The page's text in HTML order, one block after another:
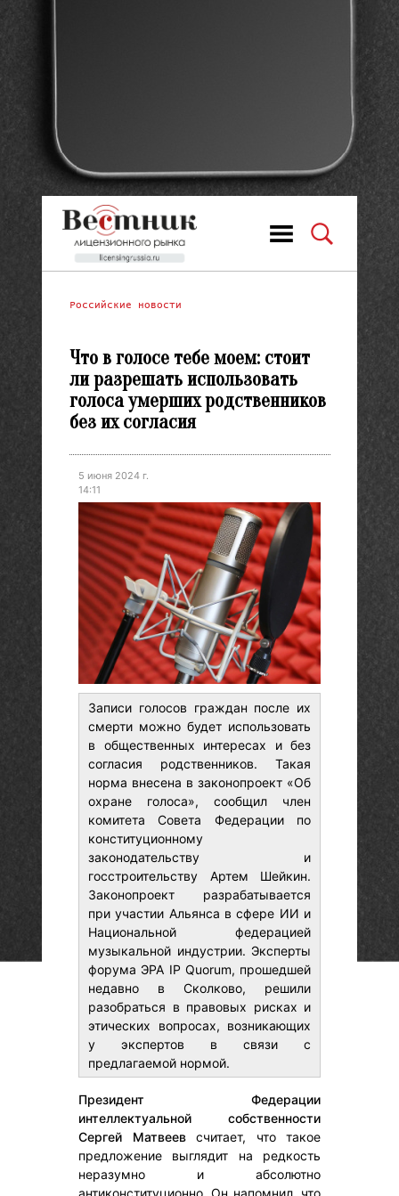
Российские новости
Что в голосе тебе моем: стоит
ли разрешать использовать
голоса умерших родственников
без их согласия
5 июня 2024 г.
14:11
Записи голосов граждан после их
смерти можно будет использовать
в общественных интересах и без
согласия родственников. Такая
норма внесена в законопроект «Об
охране голоса», сообщил член
комитета Совета Федерации по
конституционному
законодательству и
госстроительству Артем Шейкин.
Законопроект разрабатывается
при участии Альянса в сфере ИИ и
Национальной федерацией
музыкальной индустрии. Эксперты
форума ЭРА IP Quorum, прошедшей
недавно в Сколково, решили
разобраться в правовых рисках и
этических вопросах, возникающих
у экспертов в связи с
предлагаемой нормой.
Президент Федерации
интеллектуальной собственности
Сергей Матвеевсчитает, что такое
предложение выглядит на редкость
неразумно и абсолютно
антиконституционно. Он напомнил, что